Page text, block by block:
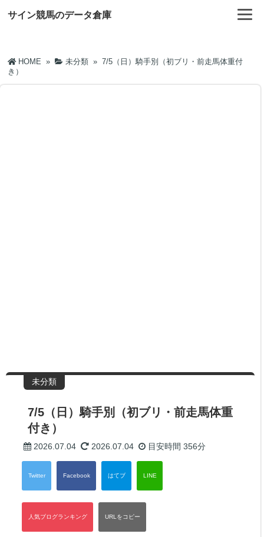
サイン競馬のデータ倉庫
HOME » 未分類 » 7/5（日）騎手別（初ブリ・前走馬体重付
き）
未分類
7/5（日）騎手別（初ブリ・前走馬体重
付き）
2026.07.04 2026.07.04 目安時間 356分